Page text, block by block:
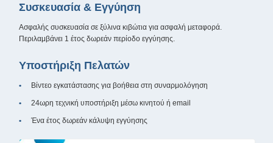
Συσκευασία & Εγγύηση
Ασφαλής συσκευασία σε ξύλινα κιβώτια για ασφαλή μεταφορά.
Περιλαμβάνει 1 έτος δωρεάν περίοδο εγγύησης.
Υποστήριξη Πελατών
Βίντεο εγκατάστασης για βοήθεια στη συναρμολόγηση
24ωρη τεχνική υποστήριξη μέσω κινητού ή email
Ένα έτος δωρεάν κάλυψη εγγύησης